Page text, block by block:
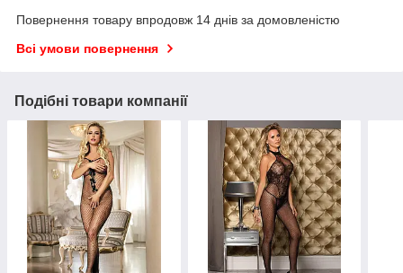
Повернення товару впродовж 14 днів за домовленістю
Всі умови повернення
Подібні товари компанії